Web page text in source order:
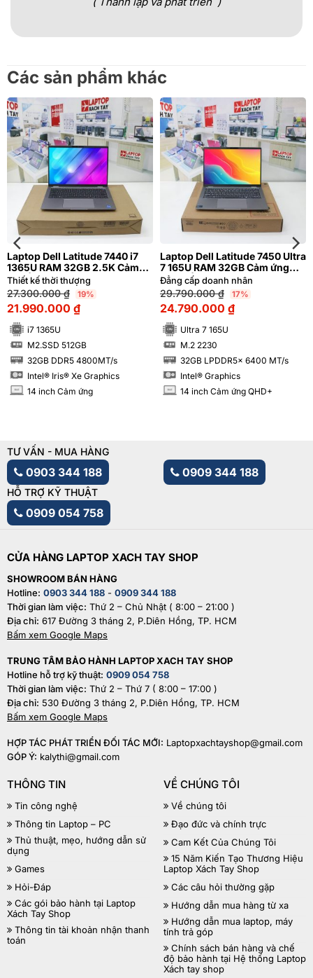
Các sản phẩm khác
Laptop Dell Latitude 7440 i7
1365U RAM 32GB 2.5K Cảm
ứng | Hàng xách tay 99%
Thiết kế thời thượng
27.300.000₫ 19%
21.990.000 ₫
i7 1365U
SSD M2.SSD 512GB
32GB DDR5 4800MT/s
Intel® Iris® Xe Graphics
INCH 14 inch Cảm ứng
Laptop Dell Latitude 7450 Ultra
7 165U RAM 32GB Cảm ứng
QHD+ | Hàng xách tay 99%
Đẳng cấp doanh nhân
29.790.000₫ 17%
24.790.000 ₫
Ultra 7 165U
SSD M.2 2230
32GB LPDDR5x 6400 MT/s
Intel® Graphics
INCH 14 inch Cảm ứng QHD+
TƯ VẤN - MUA HÀNG
0903 344 188 0909 344 188
HỖ TRỢ KỸ THUẬT
0909 054 758
CỬA HÀNG LAPTOP XACH TAY SHOP
SHOWROOM BÁN HÀNG
Hotline: 0903 344 188 - 0909 344 188
Thời gian làm việc: Thứ 2 – Chủ Nhật ( 8:00 – 21:00 )
Địa chỉ: 617 Đường 3 tháng 2, P.Diên Hồng, TP. HCM
Bấm xem Google Maps
TRUNG TÂM BẢO HÀNH LAPTOP XACH TAY SHOP
Hotline hỗ trợ kỹ thuật: 0909 054 758
Thời gian làm việc: Thứ 2 – Thứ 7 ( 8:00 – 17:00 )
Địa chỉ: 530 Đường 3 tháng 2, P.Diên Hồng, TP. HCM
Bấm xem Google Maps
HỢP TÁC PHÁT TRIỂN ĐỐI TÁC MỚI: Laptopxachtayshop@gmail.com
GÓP Ý: kalythi@gmail.com
THÔNG TIN
Tin công nghệ
Thông tin Laptop – PC
Thủ thuật, mẹo, hướng dẫn sử
dụng
Games
Hỏi-Đáp
Các gói bảo hành tại Laptop
Xách Tay Shop
Thông tin tài khoản nhận thanh
toán
VỀ CHÚNG TÔI
Về chúng tôi
Đạo đức và chính trực
Cam Kết Của Chúng Tôi
15 Năm Kiến Tạo Thương Hiệu
Laptop Xách Tay Shop
Các câu hỏi thường gặp
Hướng dẫn mua hàng từ xa
Hướng dẫn mua laptop, máy
tính trả góp
Chính sách bán hàng và chế
độ bảo hành tại Hệ thống Laptop
Xách tay shop